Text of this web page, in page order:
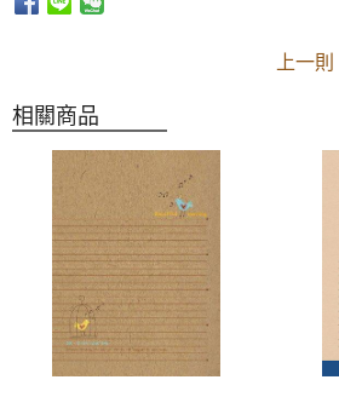
上一則
相關商品